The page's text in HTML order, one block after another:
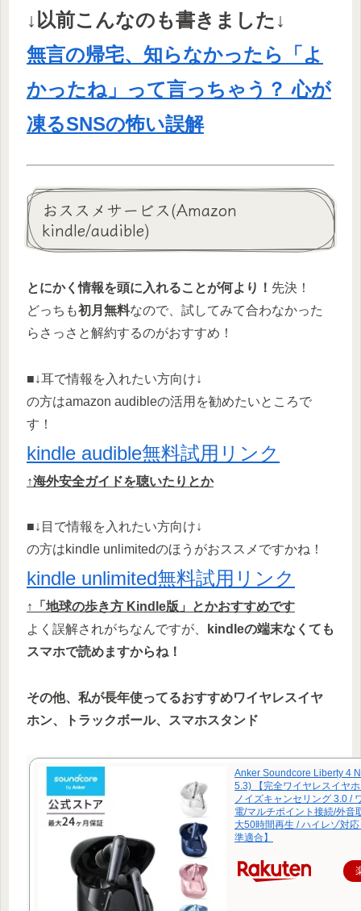
↓以前こんなのも書きました↓
無言の帰宅、知らなかったら「よ
かったね」って言っちゃう？ 心が
凍るSNSの怖い誤解
おススメサービス(Amazon
kindle/audible)
とにかく情報を頭に入れることが何より！ 先決！
どっちも初月無料なので、試してみて合わなかった
らさっさと解約するのがおすすめ！
■↓耳で情報を入れたい方向け↓
の方はamazon audibleの活用を勧めたいところで
す！
kindle audible無料試用リンク
↑海外安全ガイドを聴いたりとか
■↓目で情報を入れたい方向け↓
の方はkindle unlimitedのほうがおススメですかね！
kindle unlimited無料試用リンク
↑「地球の歩き方 Kindle版」とかおすすめです
よく誤解されがちなんですが、
kindleの端末なくても
スマホで読めますからね！
その他、私が長年使ってるおすすめワイヤレスイヤ
ホン、トラックボール、スマホスタンド
Anker Soundcore Liberty 4
5.3) 【完全ワイヤレスイヤ
ノイズキャンセリング 3.0 /
電/マルチポイント接続/外音
大50時間再生 / ハイレゾ対
準適合】